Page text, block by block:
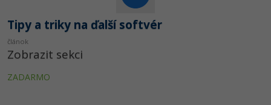
Tipy a triky na ďalší softvér
článok
Zobrazit sekci
ZADARMO